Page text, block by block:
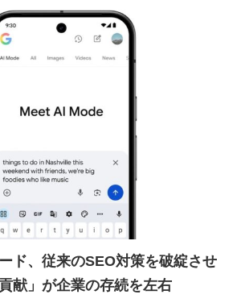
JOURNAL
AI JOURNAL
REAL ESTATE BROKERAGE JOURNAL
SMART MARKETING JOURNAL
ADOPTABLE DOG JOURNAL
ド、従来のSEO対策を破綻させ
献」が企業の存続を左右